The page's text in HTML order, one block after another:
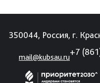
350044, Россия, г.
mail@kubsau.ru
+7